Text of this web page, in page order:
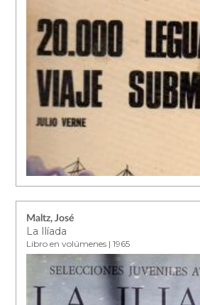
Maltz, José
La Ilíada
Libro en volúmenes | 1965